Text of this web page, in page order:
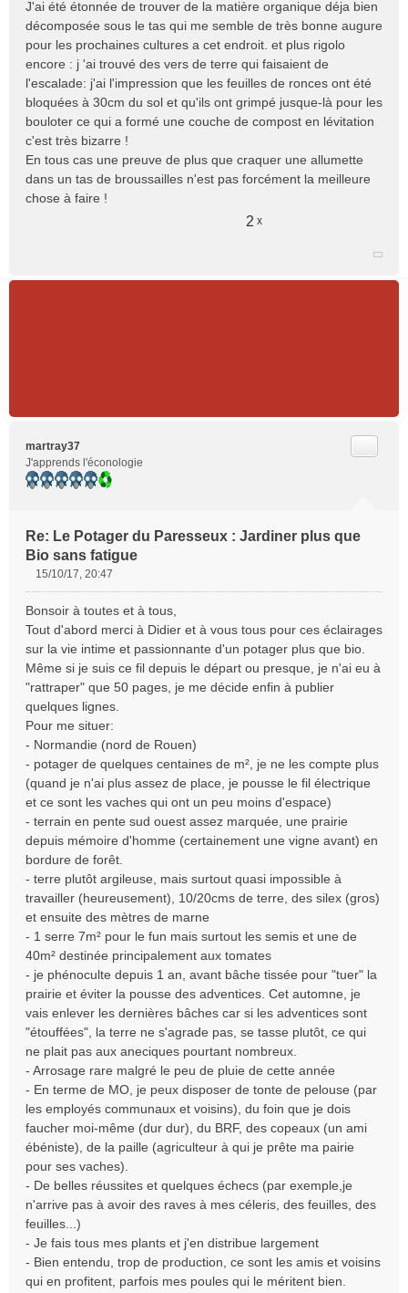
J'ai été étonnée de trouver de la matière organique déja bien
décomposée sous le tas qui me semble de très bonne augure
pour les prochaines cultures a cet endroit. et plus rigolo
encore : j 'ai trouvé des vers de terre qui faisaient de
l'escalade: j'ai l'impression que les feuilles de ronces ont été
bloquées à 30cm du sol et qu'ils ont grimpé jusque-là pour les
bouloter ce qui a formé une couche de compost en lévitation
c'est très bizarre !
En tous cas une preuve de plus que craquer une allumette
dans un tas de broussailles n'est pas forcément la meilleure
chose à faire !
2 x
martray37
J'apprends l'éconologie
Re: Le Potager du Paresseux : Jardiner plus que
Bio sans fatigue
s
s
a
g
e
n
l
u
15/10/17, 20:47
Bonsoir à toutes et à tous,
Tout d'abord merci à Didier et à vous tous pour ces éclairages
sur la vie intime et passionnante d'un potager plus que bio.
Même si je suis ce fil depuis le départ ou presque, je n'ai eu à
"rattraper" que 50 pages, je me décide enfin à publier
quelques lignes.
Pour me situer:
- Normandie (nord de Rouen)
- potager de quelques centaines de m², je ne les compte plus
(quand je n'ai plus assez de place, je pousse le fil électrique
et ce sont les vaches qui ont un peu moins d'espace)
- terrain en pente sud ouest assez marquée, une prairie
depuis mémoire d'homme (certainement une vigne avant) en
bordure de forêt.
- terre plutôt argileuse, mais surtout quasi impossible à
travailler (heureusement), 10/20cms de terre, des silex (gros)
et ensuite des mètres de marne
- 1 serre 7m² pour le fun mais surtout les semis et une de
40m² destinée principalement aux tomates
- je phénoculte depuis 1 an, avant bâche tissée pour "tuer" la
prairie et éviter la pousse des adventices. Cet automne, je
vais enlever les dernières bâches car si les adventices sont
"étouffées", la terre ne s'agrade pas, se tasse plutôt, ce qui
ne plait pas aux aneciques pourtant nombreux.
- Arrosage rare malgré le peu de pluie de cette année
- En terme de MO, je peux disposer de tonte de pelouse (par
les employés communaux et voisins), du foin que je dois
faucher moi-même (dur dur), du BRF, des copeaux (un ami
ébéniste), de la paille (agriculteur à qui je prête ma pairie
pour ses vaches).
- De belles réussites et quelques échecs (par exemple,je
n'arrive pas à avoir des raves à mes céleris, des feuilles, des
feuilles...)
- Je fais tous mes plants et j'en distribue largement
- Bien entendu, trop de production, ce sont les amis et voisins
qui en profitent, parfois mes poules qui le méritent bien.